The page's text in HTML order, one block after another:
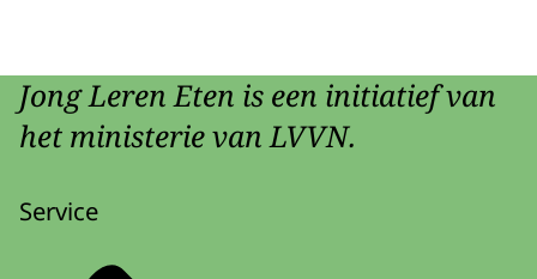
Jong Leren Eten is een initiatief van
het ministerie van LVVN.
Service